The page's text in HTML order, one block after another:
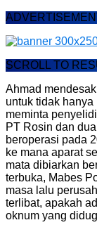
SCROLL TO
Ahmad
untuk tidak
meminta
PT Rosin dan
beroperasi pada
ke mana aparat
mata dibiarkan
terbuka, Mabes
masa lalu
terlibat, apakah
oknum yang